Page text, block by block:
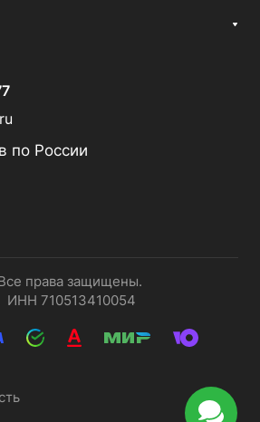
по России
права защищены.
ИНН 710513410054